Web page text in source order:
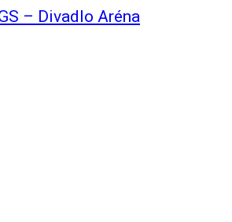
– Divadlo Aréna